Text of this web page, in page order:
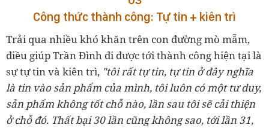
Công thức thành công: Tự tin + kiên trì
Trải qua nhiều khó khăn trên con đường mò mẫm,
điều giúp Trần Đình đi được tới thành công hiện tại là
sự tự tin và kiên trì, "tôi rất tự tin, tự tin ở đây nghĩa
là tin vào sản phẩm của mình, tôi luôn có một tư duy,
sản phẩm không tốt chỗ nào, lần sau tôi sẽ cải thiện
ở chỗ đó. Thất bại 30 lần cũng không sao, tới lần 31,